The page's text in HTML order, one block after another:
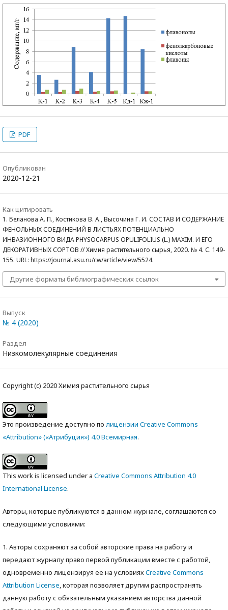
PDF
Опубликован
2020-12-21
Как цитировать
1. Беланова А. П., Костикова В. А., Высочина Г. И. СОСТАВ И СОДЕРЖАНИЕ
ФЕНОЛЬНЫХ СОЕДИНЕНИЙ В ЛИСТЬЯХ ПОТЕНЦИАЛЬНО
ИНВАЗИОННОГО ВИДА PHYSOCARPUS OPULIFOLIUS (L.) MAXIM. И ЕГО
ДЕКОРАТИВНЫХ СОРТОВ // Химия растительного сырья, 2020. № 4. С. 149-
155. URL: https://journal.asu.ru/cw/article/view/5524.
Другие форматы библиографических ссылок
Выпуск
№ 4 (2020)
Раздел
Низкомолекулярные соединения
Copyright (c) 2020 Химия растительного сырья
Это произведение доступно по лицензии Creative Commons
«Attribution» («Атрибуция») 4.0 Всемирная.
This work is licensed under a Creative Commons Attribution 4.0
International License.
Авторы, которые публикуются в данном журнале, соглашаются со
следующими условиями:
1. Авторы сохраняют за собой авторские права на работу и
передают журналу право первой публикации вместе с работой,
одновременно лицензируя ее на условияхCreative Commons
Attribution License, которая позволяет другим распространять
данную работу с обязательным указанием авторства данной